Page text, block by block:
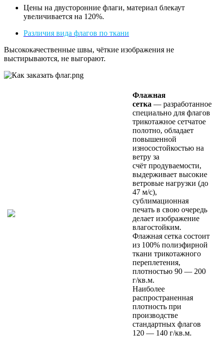
Цены на двусторонние флаги, материал блекаут
увеличивается на 120%.
Различия вида флагов по ткани
Высококачественные швы, чёткие изображения не
выстирываются, не выгорают.
Флажная
сетка — разработанное
специально для флагов
трикотажное сетчатое
полотно, обладает
повышенной
износостойкостью на
ветру за
счёт продуваемости,
выдерживает высокие
ветровые нагрузки (до
47 м/с),
сублимационная
печать в свою очередь
делает изображение
влагостойким.
Флажная сетка состоит
из 100% полиэфирной
ткани трикотажного
переплетения,
плотностью 90 — 200
г/кв.м.
Наиболее
распространенная
плотность при
производстве
стандартных флагов
120 — 140 г/кв.м.